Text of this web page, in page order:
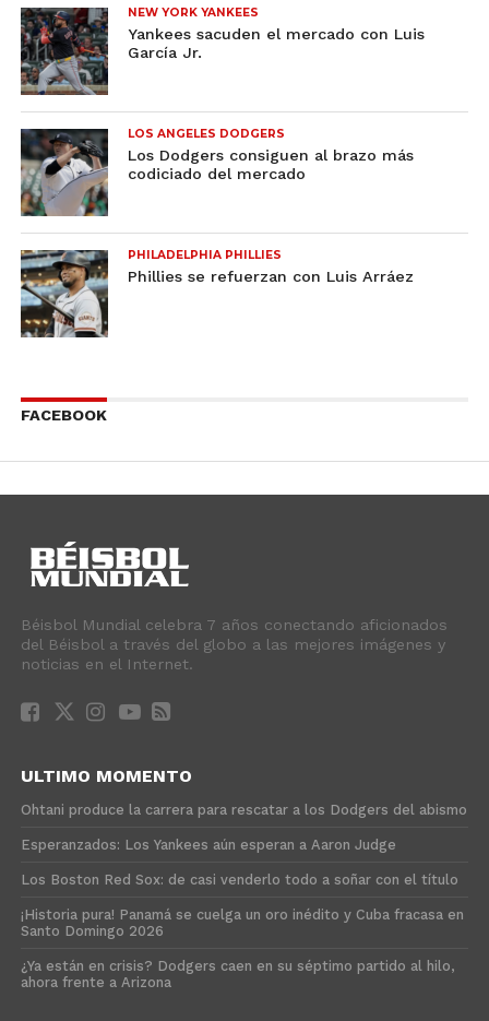
NEW YORK YANKEES
Yankees sacuden el mercado con Luis
García Jr.
LOS ANGELES DODGERS
Los Dodgers consiguen al brazo más
codiciado del mercado
PHILADELPHIA PHILLIES
Phillies se refuerzan con Luis Arráez
FACEBOOK
Béisbol Mundial celebra 7 años conectando aficionados
del Béisbol a través del globo a las mejores imágenes y
noticias en el Internet.
ULTIMO MOMENTO
Ohtani produce la carrera para rescatar a los Dodgers del abismo
Esperanzados: Los Yankees aún esperan a Aaron Judge
Los Boston Red Sox: de casi venderlo todo a soñar con el título
¡Historia pura! Panamá se cuelga un oro inédito y Cuba fracasa en
Santo Domingo 2026
¿Ya están en crisis? Dodgers caen en su séptimo partido al hilo,
ahora frente a Arizona